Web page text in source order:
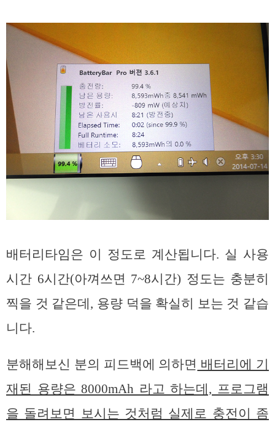
배터리타임은 이 정도로 계산됩니다. 실 사용
시간 6시간(아껴쓰면 7~8시간) 정도는 충분히
찍을 것 같은데, 용량 덕을 확실히 보는 것 같습
니다.
분해해보신 분의 피드백에 의하면 배터리에 기
재된 용량은 8000mAh 라고 하는데, 프로그램
을 돌려보면 보시는 것처럼 실제로 충전이 좀